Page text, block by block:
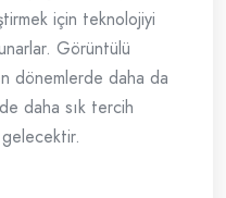
için teknolojiyi
Görüntülü
dönemlerde daha da
daha sık tercih